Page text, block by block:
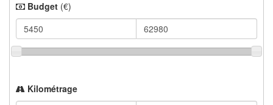
Budget (€)
Kilométrage